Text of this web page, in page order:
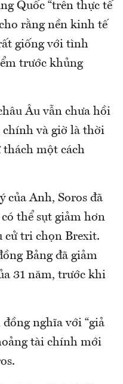
Quốc “trên thực tế
rằng nền kinh tế
giống với tình
trước khủng
Âu vẫn chưa hồi
chính và giờ là thời
thách một cách
của Anh, Soros đã
thể sụt giảm hơn
cử tri chọn Brexit.
Bảng đã giảm
31 năm, trước khi
nghĩa với “giả
tài chính mới